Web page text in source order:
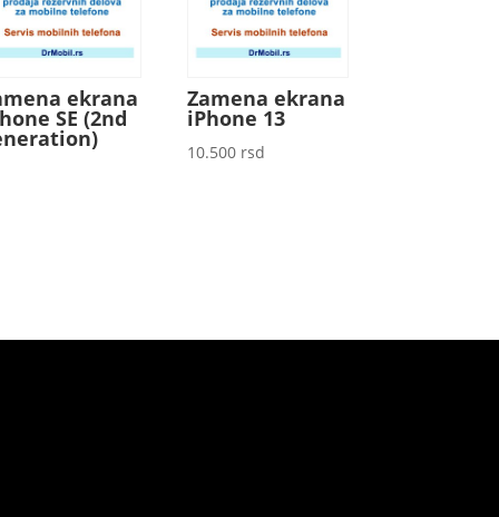
ekrana
SE (2nd
Zamena ekrana
iPhone 13
10.500 rsd